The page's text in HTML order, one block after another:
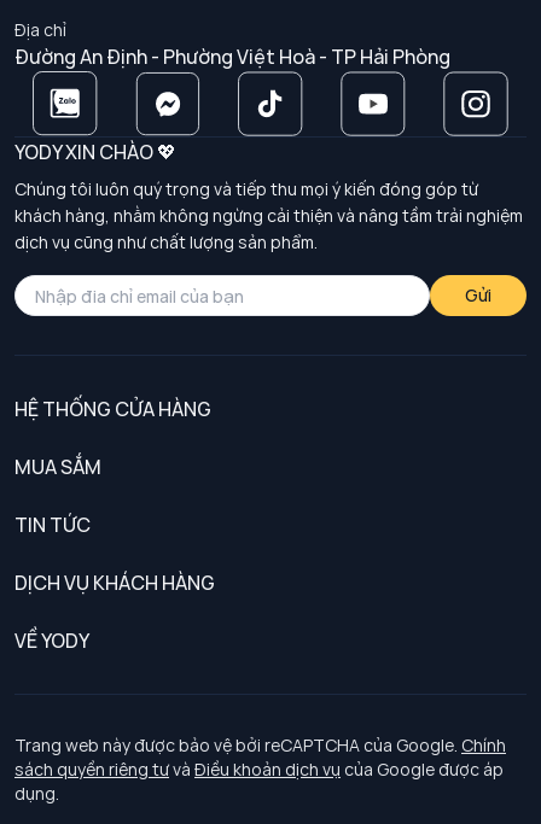
Địa chỉ
Đường An Định - Phường Việt Hoà - TP Hải Phòng
YODY XIN CHÀO 💖
Chúng tôi luôn quý trọng và tiếp thu mọi ý kiến đóng góp từ
khách hàng, nhằm không ngừng cải thiện và nâng tầm trải nghiệm
dịch vụ cũng như chất lượng sản phẩm.
Gửi
HỆ THỐNG CỬA HÀNG
MUA SẮM
TIN TỨC
DỊCH VỤ KHÁCH HÀNG
Chính sách khách hàng thân thiết
Chính sách bảo vệ dữ liệu cá nhân
Chính sách thanh toán, giao nhận
VỀ YODY
Tuyển dụng
Trang web này được bảo vệ bởi reCAPTCHA của Google. Chính
sách quyền riêng tưvà Điều khoản dịch vụ của Google được áp
dụng.